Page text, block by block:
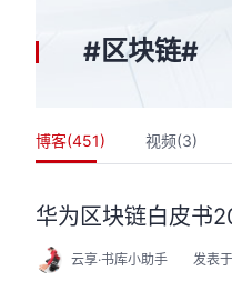
#区块链#
博客(451) 视频(3)
华为区块链白皮书
云享·书库小助手 发表